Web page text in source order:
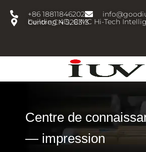
+86 18811846202
building 4D, CIMC Hi-Tech Intelligent Manufacturing Centre,CN 528313
Centre de
— impression